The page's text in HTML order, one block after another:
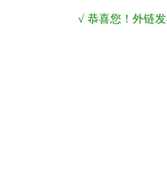
√ 恭喜您！外链